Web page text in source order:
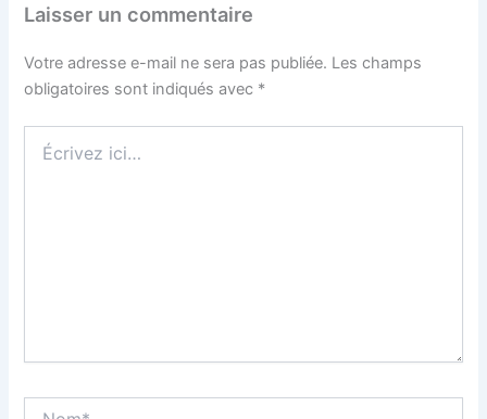
Laisser un commentaire
Votre adresse e-mail ne sera pas publiée. Les champs
obligatoires sont indiqués avec *
ici…